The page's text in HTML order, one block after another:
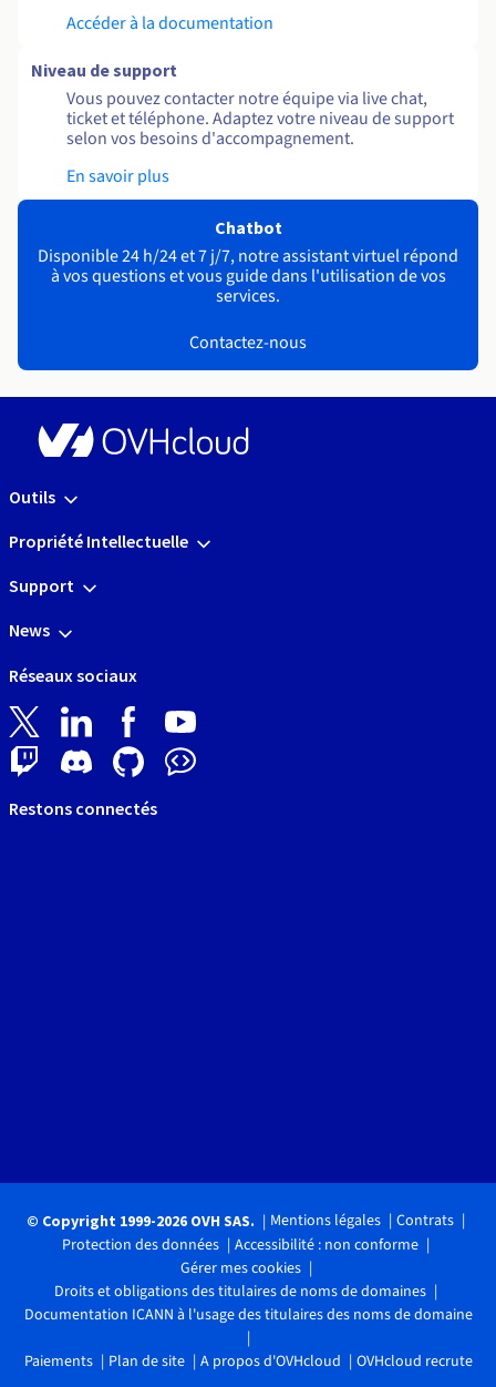
Accéder à la documentation
Niveau de support
Vous pouvez contacter notre équipe via live chat,
ticket et téléphone. Adaptez votre niveau de support
selon vos besoins d'accompagnement.
En savoir plus
Chatbot
Disponible 24 h/24 et 7 j/7, notre assistant virtuel répond
à vos questions et vous guide dans l'utilisation de vos
services.
Contactez-nous
Outils
Propriété Intellectuelle
Support
News
Réseaux sociaux
Restons connectés
© Copyright 1999-2026 OVH SAS. Mentions légales
Contrats
Protection des données
Accessibilité : non conforme
Gérer mes cookies
Droits et obligations des titulaires de noms de domaines
Documentation ICANN à l'usage des titulaires des noms de domaine
Paiements Plan de site A propos d'OVHcloud OVHcloud recrute